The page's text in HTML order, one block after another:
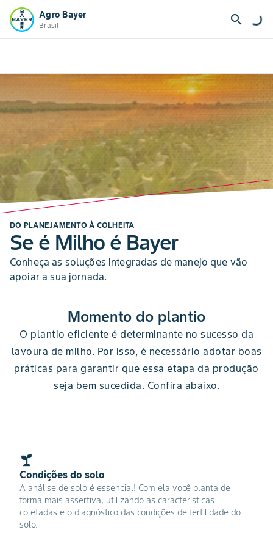
Agro Bayer
Brasil search
DO PLANEJAMENTO À COLHEITA
Se é Milho é Bayer
Conheça as soluções integradas de manejo que vão
apoiar a sua jornada.
Momento do plantio
O plantio eficiente é determinante no sucesso da
lavoura de milho. Por isso, é necessário adotar boas
práticas para garantir que essa etapa da produção
seja bem sucedida. Confira abaixo.
Condições do solo
A análise de solo é essencial! Com ela você planta de
forma mais assertiva, utilizando as características
coletadas e o diagnóstico das condições de fertilidade do
solo.